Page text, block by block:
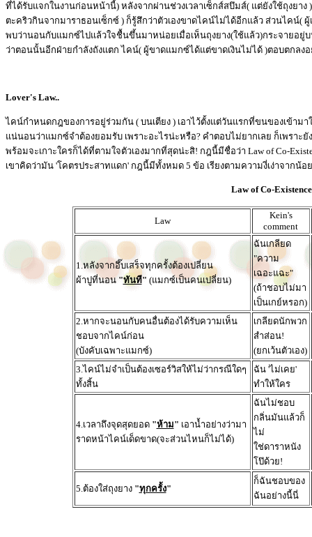
ที่ได้รับแจกในงานก่อนหน้านี้) หลังจากผ่านช่วงเวลาเซ็กส์สบึมส์( แต่ยังใช้ถุงยาง
ตะคริวกินจากมาราธอนเซ็กซ์ ) ก็รู้สึกว่าตัวเองขาดไคน์ไม่ได้อีกแล้ว ส่วนไคน์(
พบว่านอนกับแมกซ์ไปแล้วใจชื้นขึ้นมาหน่อยเมื่อเห็นถุงยาง(ใช้แล้ว)กระจายอ
ว่าตอนนั้นอีกฝ่ายกำลังถังแตก ไคน์( ผู้ขาดแมกซ์ได้แต่ขาดเงินไม่ได้ )ตอบตกลงอ
Lover's Law..
ไคน์กำหนดกฎของการอยู่ร่วมกัน ( บนเตียง ) เอาไว้ตั้งแต่วันแรกที่ขนของเข้า
แน่นอนว่าแมกซ์จำต้องยอมรับ เพราะอะไรน่ะหรือ? คำตอบไม่ยากเลย ก็เพราะ
พร้อมจะเกาะใครก็ได้ที่ตามใจตัวเองมากที่สุดน่ะสิ! กฎนี้มีชื่อว่า Law of Co-
เขาคิดว่ามัน 'โคตรประสาทแดก' กฎนี้มีทั้งหมด 5 ข้อ เรียงตามความงี่เง่าจากน้
Law of Co-Existence
Law
Kein's
comment
1.หลังจากอึ๊บเสร็จทุกครั้งต้องเปลี่ยน
ผ้าปูที่นอน"ทันที" (แมกซ์เป็นคนเปลี่ยน)
ฉันเกลียด
"ความ
เฉอะแฉะ"
(ถ้าชอบไม่มา
เป็นเกย์หรอก)
2.หากจะนอนกับคนอื่นต้องได้รับความเห็น
ชอบจากไคน์ก่อน
(บังคับเฉพาะแมกซ์)
เกลียดนักพวก
สำส่อน!
(ยกเว้นตัวเอง)
3.ไคน์ไม่จำเป็นต้องเซอร์วิสให้ไม่ว่ากรณีใดๆ
ทั้งสิ้น
ฉัน 'ไม่เคย'
ทำให้ใคร
4.เวลาถึงจุดสุดยอด "ห้าม" เอาน้ำอย่างว่ามา
ราดหน้าไคน์เด็ดขาด(จะส่วนไหนก็ไม่ได้)
ฉันไม่ชอบ
กลิ่นมันแล้วก็
ไม่
ใช่ดาราหนัง
โป๊ด้วย!
5.ต้องใส่ถุงยาง "ทุกครั้ง"
ก็ฉันชอบของ
ฉันอย่างนี้นี่